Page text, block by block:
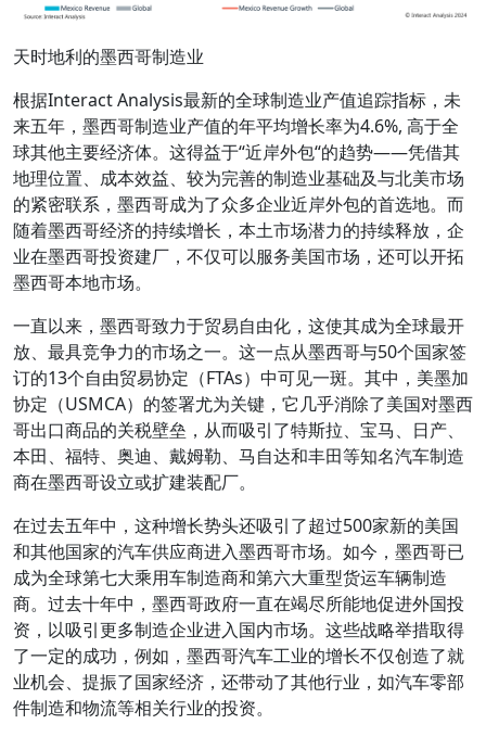
天时地利的墨西哥制造业
根据Interact Analysis最新的全球制造业产值追踪指标，未
来五年，墨西哥制造业产值的年平均增长率为4.6%, 高于全
球其他主要经济体。这得益于“近岸外包“的趋势——凭借其
地理位置、成本效益、较为完善的制造业基础及与北美市场
的紧密联系，墨西哥成为了众多企业近岸外包的首选地。而
随着墨西哥经济的持续增长，本土市场潜力的持续释放，企
业在墨西哥投资建厂，不仅可以服务美国市场，还可以开拓
墨西哥本地市场。
一直以来，墨西哥致力于贸易自由化，这使其成为全球最开
放、最具竞争力的市场之一。这一点从墨西哥与50个国家签
订的13个自由贸易协定（FTAs）中可见一斑。其中，美墨加
协定（USMCA）的签署尤为关键，它几乎消除了美国对墨西
哥出口商品的关税壁垒，从而吸引了特斯拉、宝马、日产、
本田、福特、奥迪、戴姆勒、马自达和丰田等知名汽车制造
商在墨西哥设立或扩建装配厂。
在过去五年中，这种增长势头还吸引了超过500家新的美国
和其他国家的汽车供应商进入墨西哥市场。如今，墨西哥已
成为全球第七大乘用车制造商和第六大重型货运车辆制造
商。过去十年中，墨西哥政府一直在竭尽所能地促进外国投
资，以吸引更多制造企业进入国内市场。这些战略举措取得
了一定的成功，例如，墨西哥汽车工业的增长不仅创造了就
业机会、提振了国家经济，还带动了其他行业，如汽车零部
件制造和物流等相关行业的投资。